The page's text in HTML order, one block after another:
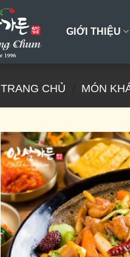
GIỚI THIỆU
TRANG CHỦ MÓN